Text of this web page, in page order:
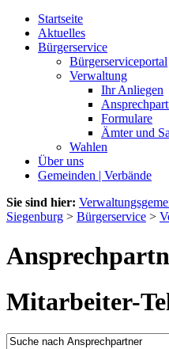
Startseite
Aktuelles
Bürgerservice
Bürgerserviceportal
Verwaltung
Ihr Anliegen
Formulare
Ämter und
Wahlen
Über uns
Gemeinden | Verbände
Sie sind hier:
Siegenburg > Bürgerservice >
Mitarbeiter-